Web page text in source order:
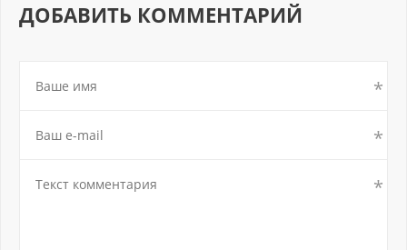
ДОБАВИТЬ КОММЕНТАРИЙ